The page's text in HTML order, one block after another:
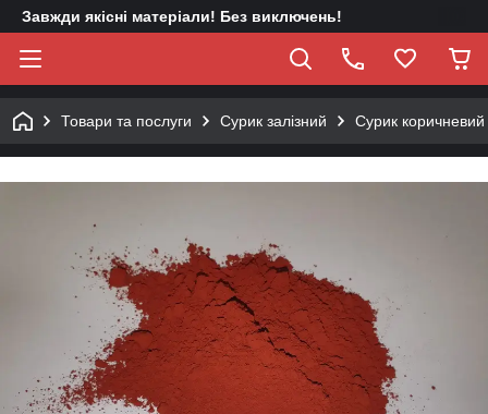
Завжди якісні матеріали! Без виключень!
Товари та послуги Сурик залізний Сурик коричневий